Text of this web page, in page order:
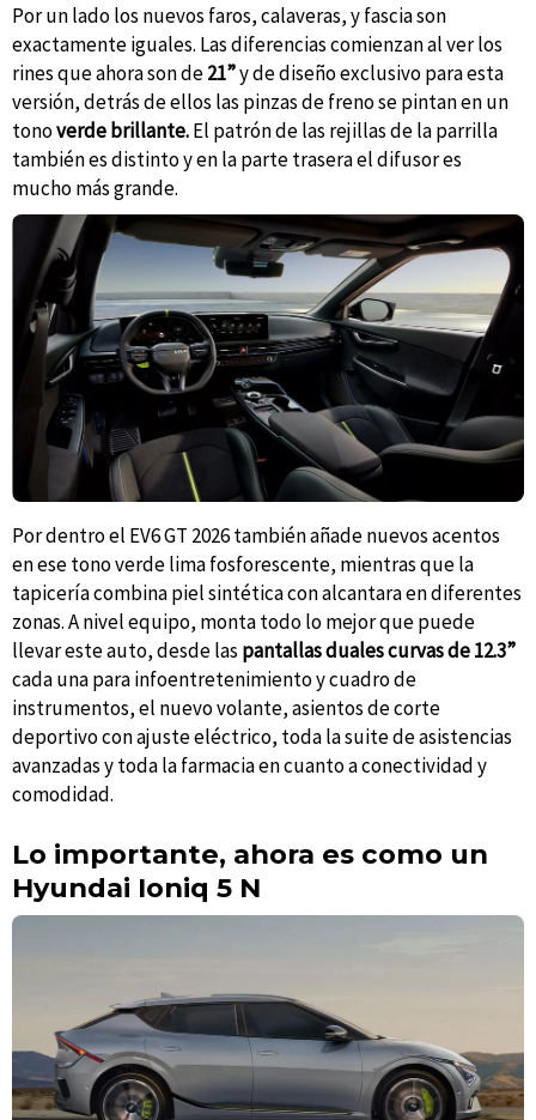
Por un lado los nuevos faros, calaveras, y fascia son
exactamente iguales. Las diferencias comienzan al ver los
rines que ahora son de21”y de diseño exclusivo para esta
versión, detrás de ellos las pinzas de freno se pintan en un
tonoverde brillante.El patrón de las rejillas de la parrilla
también es distinto y en la parte trasera el difusor es
mucho más grande.
Por dentro el EV6 GT 2026 también añade nuevos acentos
en ese tono verde lima fosforescente, mientras que la
tapicería combina piel sintética con alcantara en diferentes
zonas. A nivel equipo, monta todo lo mejor que puede
llevar este auto, desde las pantallas duales curvas de 12.3”
cada una para infoentretenimiento y cuadro de
instrumentos, el nuevo volante, asientos de corte
deportivo con ajuste eléctrico, toda la suite de asistencias
avanzadas y toda la farmacia en cuanto a conectividad y
comodidad.
Lo importante, ahora es como un
Hyundai Ioniq 5 N